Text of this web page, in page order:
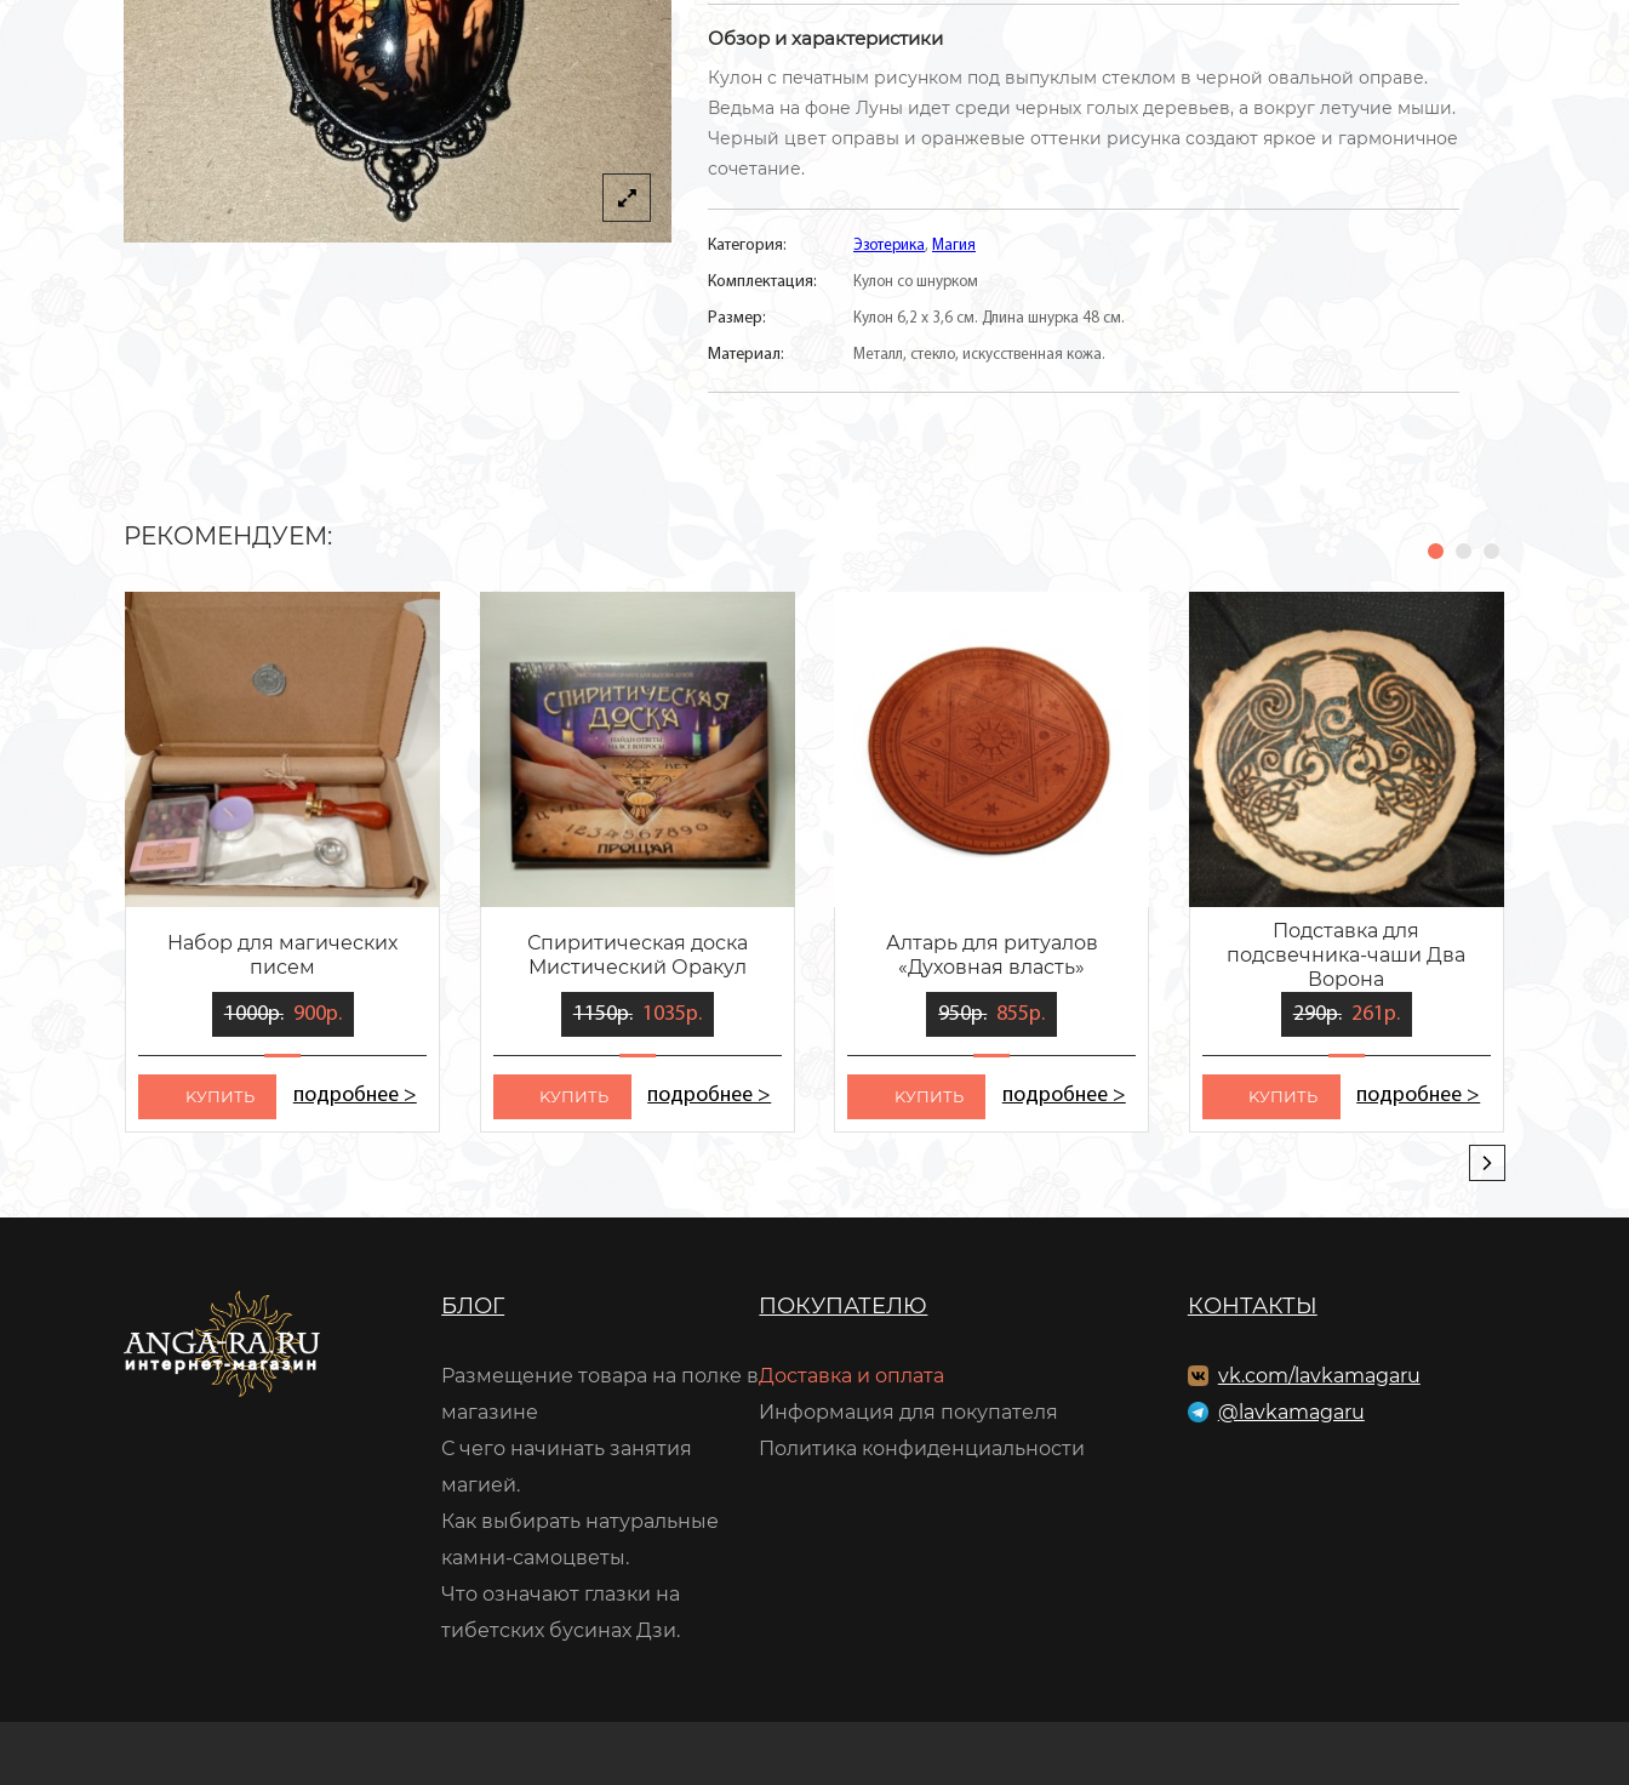
Обзор и характеристики
Кулон с печатным рисунком под выпуклым стеклом в черной овальной оправе.
Ведьма на фоне Луны идет среди черных голых деревьев, а вокруг летучие мыши.
Черный цвет оправы и оранжевые оттенки рисунка создают яркое и гармоничное
сочетание.
Категория: Эзотерика, Магия
Комплектация: Кулон со шнурком
Размер: Кулон 6,2 х 3,6 см. Длина шнурка 48 см.
Материал: Металл, стекло, искусственная кожа.
РЕКОМЕНДУЕМ:
Набор для магических
писем
1000р. 900р.
KУПИТЬ подробнее >
Спиритическая доска
Мистический Оракул
1150р. 1035р.
KУПИТЬ подробнее >
Алтарь для ритуалов
«Духовная власть»
950р. 855р.
KУПИТЬ подробнее >
Подставка для
подсвечника-чаши Два
Ворона
290р. 261р.
KУПИТЬ подробнее >
БЛОГ
Размещение товара на полке в
магазине
С чего начинать занятия
магией.
Как выбирать натуральные
камни-самоцветы.
Что означают глазки на
тибетских бусинах Дзи.
ПОКУПАТЕЛЮ
Доставка и оплата
Информация для покупателя
Политика конфиденциальности
КОНТАКТЫ
vk.com/lavkamagaru
@lavkamagaru